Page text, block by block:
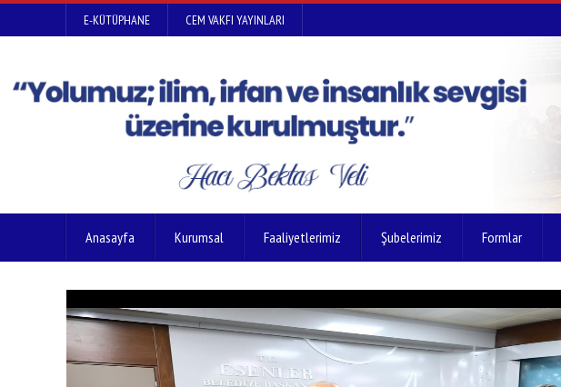
E-KÜTÜPHANE CEM VAKFI YAYINLARI
Anasayfa Kurumsal Faaliyetlerimiz Şubelerimiz Formlar